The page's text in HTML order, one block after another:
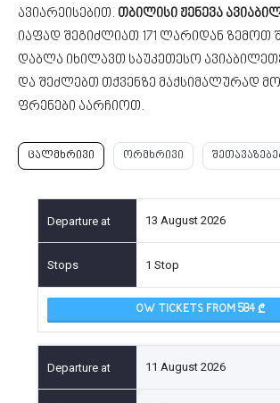
ავიარეისებით. თბილისი ჟენევა
იაფად შეგიძლიათ 171 ლარიდან ზემოთ
დაბლა იხილავთ საუკეთესო
და შეძლებთ თქვენზე მაქსიმალურად
ფრენები აარჩიოთ.
ცალმხრივი ორმხრივი
13 August 2026
1 Stop
OW TICKETS FROM 584
11 August 2026